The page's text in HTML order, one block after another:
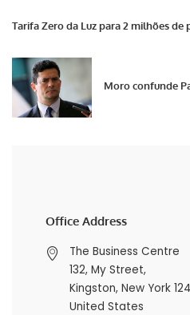
Tarifa Zero da Luz para 2 milhões de
Moro confunde
Office Address
The Business Centre
132, My Street,
Kingston, New York
United States